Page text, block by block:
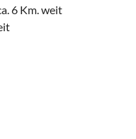
6 Km. weit